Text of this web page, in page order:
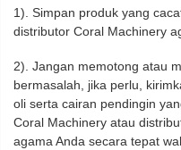
1). Simpan produk yang
distributor Coral Machinery
2). Jangan memotong atau
bermasalah, jika perlu,
oli serta cairan pendingin
Coral Machinery atau
agama Anda secara tepat